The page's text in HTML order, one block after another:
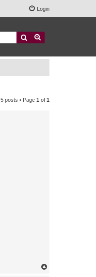
Login
Search
5 posts • Page 1 of 1